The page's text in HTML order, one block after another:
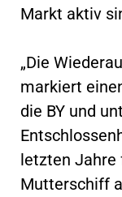
Markt aktiv
„Die
markiert
die BY und
letzten Jahre
Mutterschiff